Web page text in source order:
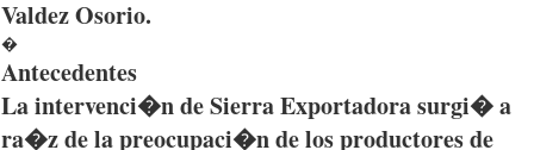
ValdezOsorio.
�
Antecedentes
Laintervenci�nde SierraExportadorasurgi�a
ra�zde lapreocupaci�nde losproductoresde